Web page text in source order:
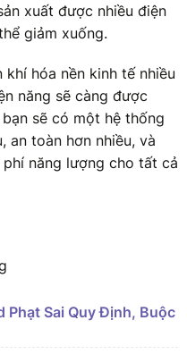
xuất được nhiều điện
giảm xuống.
hóa nền kinh tế nhiều
năng sẽ càng được
sẽ có một hệ thống
an toàn hơn nhiều, và
năng lượng cho tất cả
Phạt Sai Quy Định, Buộc